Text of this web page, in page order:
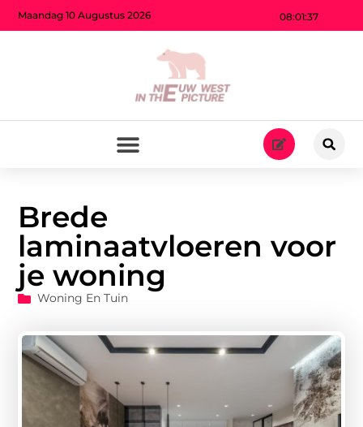
08:01:39
Maandag 10 Augustus 2026
Brede
laminaatvloeren voor
je woning
Woning En Tuin